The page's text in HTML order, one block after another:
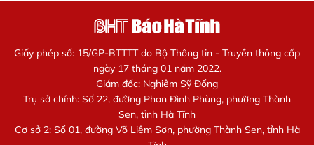
Giấy phép số: 15/GP-BTTTT do Bộ Thông tin - Truyền thông cấp
ngày 17 tháng 01 năm 2022.
Giám đốc: Nghiêm Sỹ Đống
Trụ sở chính: Số 22, đường Phan Đình Phùng, phường Thành
Sen, tỉnh Hà Tĩnh
Cơ sở 2: Số 01, đường Võ Liêm Sơn, phường Thành Sen, tỉnh Hà